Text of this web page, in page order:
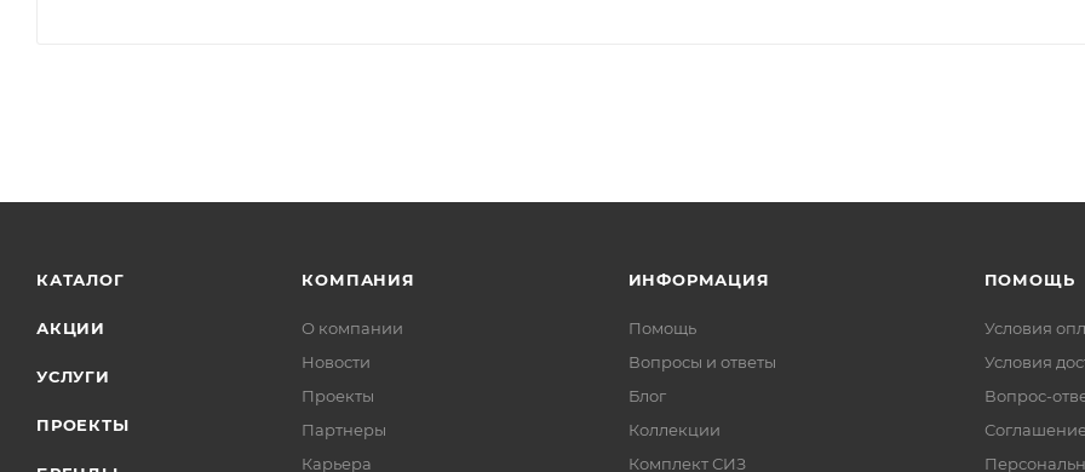
КАТАЛОГ
АКЦИИ
УСЛУГИ
ПРОЕКТЫ
КОМПАНИЯ
О компании
Новости
Проекты
Партнеры
Карьера
ИНФОРМАЦИЯ
Помощь
Вопросы и ответы
Блог
Коллекции
Комплект СИЗ
ПОМОЩЬ
Условия
Условия
Вопрос-